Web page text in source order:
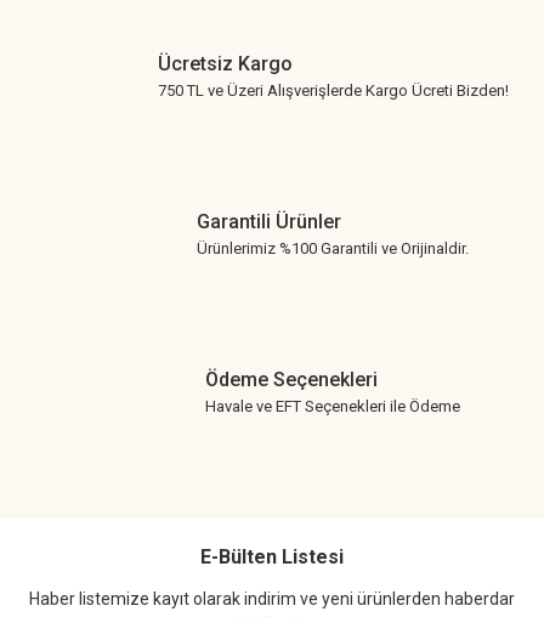
Ücretsiz Kargo
750 TL ve Üzeri Alışverişlerde Kargo Ücreti Bizden!
Garantili Ürünler
Ürünlerimiz %100 Garantili ve Orijinaldir.
Ödeme Seçenekleri
Havale ve EFT Seçenekleri ile Ödeme
E-Bülten Listesi
Haber listemize kayıt olarak indirim ve yeni ürünlerden haberdar